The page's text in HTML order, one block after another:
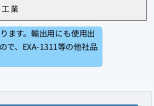
業
ます。輸出用にも使用出
で、EXA-1311等の他社品